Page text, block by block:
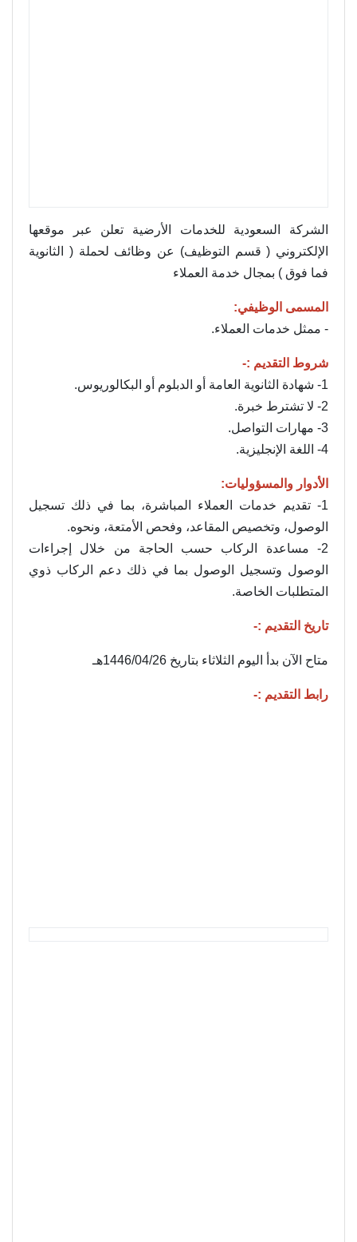
الشركة السعودية للخدمات الأرضية تعلن عبر موقعها
الإلكتروني ( قسم التوظيف) عن وظائف لحملة ( الثانوية
فما فوق ) بمجال خدمة العملاء
المسمى الوظيفي:
- ممثل خدمات العملاء.
شروط التقديم :-
1- شهادة الثانوية العامة أو الدبلوم أو البكالوريوس.
2- لا تشترط خبرة.
3- مهارات التواصل.
4- اللغة الإنجليزية.
الأدوار والمسؤوليات:
1- تقديم خدمات العملاء المباشرة، بما في ذلك تسجيل
الوصول، وتخصيص المقاعد، وفحص الأمتعة، ونحوه.
2- مساعدة الركاب حسب الحاجة من خلال إجراءات
الوصول وتسجيل الوصول بما في ذلك دعم الركاب ذوي
المتطلبات الخاصة.
تاريخ التقديم :-
متاح الآن بدأ اليوم الثلاثاء بتاريخ 1446/04/26هـ
رابط التقديم :-